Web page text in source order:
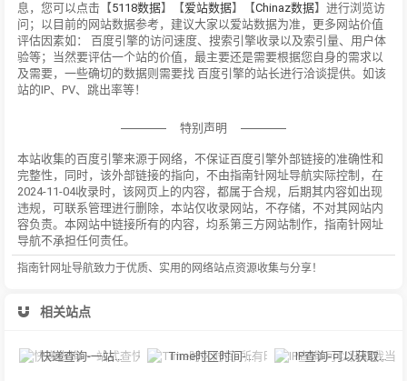
息，您可以点击【5118数据】【爱站数据】【Chinaz数据】进行浏览访
问；以目前的网站数据参考，建议大家以爱站数据为准，更多网站价值
评估因素如： 百度引擎的访问速度、搜索引擎收录以及索引量、用户体
验等；当然要评估一个站的价值，最主要还是需要根据您自身的需求以
及需要，一些确切的数据则需要找 百度引擎的站长进行洽谈提供。如该
站的IP、PV、跳出率等！
特别声明
本站收集的百度引擎来源于网络，不保证百度引擎外部链接的准确性和
完整性，同时，该外部链接的指向，不由指南针网址导航实际控制，在
2024-11-04收录时，该网页上的内容，都属于合规，后期其内容如出现
违规，可联系管理进行删除，本站仅收录网站，不存储，不对其网站内
容负责。本网站中链接所有的内容，均系第三方网站制作，指南针网址
导航不承担任何责任。
指南针网址导航致力于优质、实用的网络站点资源收集与分享！
相关站点
快递查询-一站式查快递、寄快递信息服务平台 Time时区时间-所有时区精确的官方原子钟时间 IP查询-可以获取我当前的IP地址和本机IP,